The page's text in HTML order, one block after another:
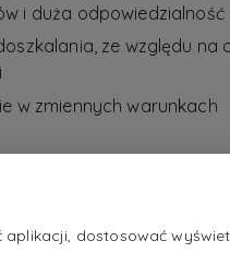
i duża odpowiedzialność
ze względu na
w zmiennych warunkach
czasu.
dostosować